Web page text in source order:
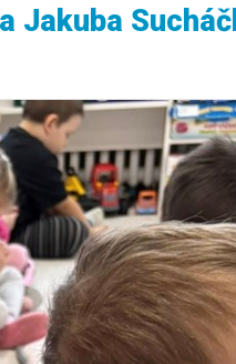
Jakuba